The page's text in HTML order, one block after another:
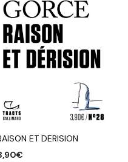
ET DERISION
€